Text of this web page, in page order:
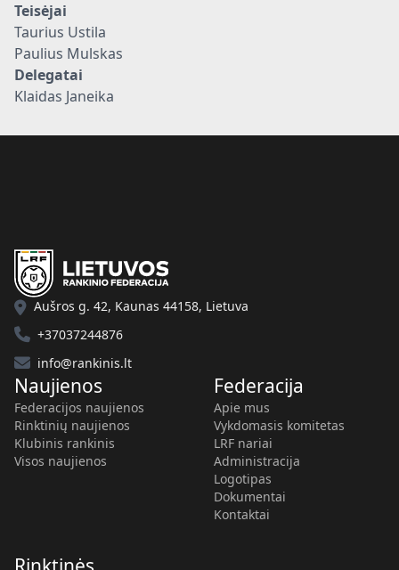
Teisėjai
Taurius Ustila
Paulius Mulskas
Delegatai
Klaidas Janeika
Aušros g. 42, Kaunas 44158, Lietuva
+37037244876
info@rankinis.lt
Naujienos
Federacijos naujienos
Rinktinių naujienos
Klubinis rankinis
Visos naujienos
Federacija
Apie mus
Vykdomasis komitetas
LRF nariai
Administracija
Logotipas
Dokumentai
Kontaktai